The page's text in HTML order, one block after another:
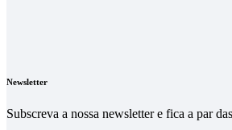
Newsletter
Subscreva a nossa newsletter e fica a par